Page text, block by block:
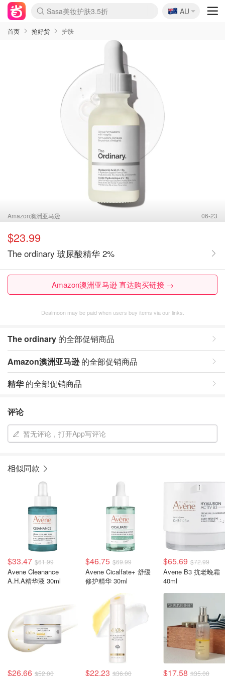
lululemon折扣上新
Sasa美妆护肤3.5折
SSENSE年中3折
FreshBeauty好价汇总
Cettire降价+叠9折
Farfetch折上8折
WWS Coles超市实拍
viagogo二手票捡漏
Myer清仓1折起
The Outnet奢牌1折起
David Jones 3折起
Flannels大牌1折
Perfumes Club护肤1折
AMIRO返校季6.2折
Oweek抽奖送Airpods
Amazon折扣汇总
eToro入金$200送$50
Amazon数码好物
ICONIC本周7.5折
ThedoubleF高奢地板价
Moose Knuckles 6折
丝芙兰5折起
EUFY官网3.7折起
Selenichast首饰2折
Trip机票酒店促销
YSL送5件彩妆礼
Amazon家居好物
BIGBANG巡演开票
David Jones时尚3折
Amazon美妆护肤
雅漾大喷$8
过敏原检测盒$33
伊索独家赠50ml沐浴露
科颜氏清仓3折
SEALIFE海洋馆门票6折
丝塔芙大白罐$16
订阅Newsletter送香薰
Cult Beauty 6.8折
Harrods圣诞日历2.3折
LN-CC奢牌私促3折
d'Alba空姐喷雾$16
EVE LOM套装逆天2折
Bernardelli独家4折
Adore Beauty 6折起
CT圣诞日历
Mytheresa奢品2.7折
Luxury Escapes 9折
Currentbody美容仪9折
卡诗9折+赠4件礼
MOON Garden Live
ALLSAINTS美衣3折
Roborock扫地机3.7折
Tingo Life水杯$24
Valentino官网5折
CR洗发护发6.3折
🇦🇺
AU
首页 抢好货 护肤
Amazon澳洲亚马逊 06-23
$23.99
The ordinary 玻尿酸精华 2%
Amazon澳洲亚马逊 直达购买链接 →
Dealmoon may be paid when users buy items via our links.
The ordinary 的全部促销商品
Amazon澳洲亚马逊的全部促销商品
精华的全部促销商品
评论
暂无评论，打开App写评论
相似同款
$33.47 $61.99
Avene Cleanance
A.H.A精华液 30ml
$46.75 $69.99
Avene Cicalfate+ 舒缓
修护精华 30ml
$65.69 $72.99
Avene B3 抗老晚霜
40ml
$26.66 $52.00 $22.23 $36.00 $17.58 $35.00